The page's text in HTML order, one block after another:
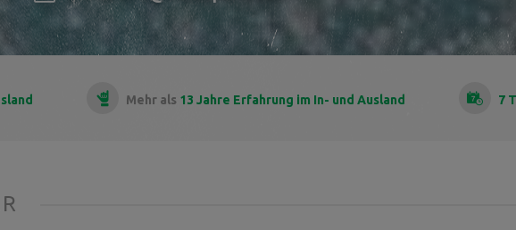
Mehr als 13 Jahre Erfahrung im In- und Ausland 7